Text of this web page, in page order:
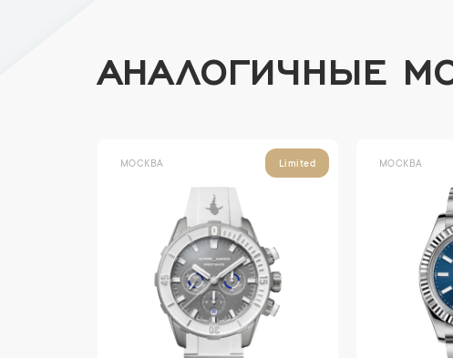
АНАЛОГИЧНЫЕ
МОСКВА Limited МОСКВА